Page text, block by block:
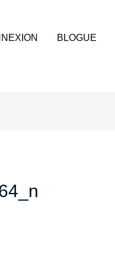
BLOGUE